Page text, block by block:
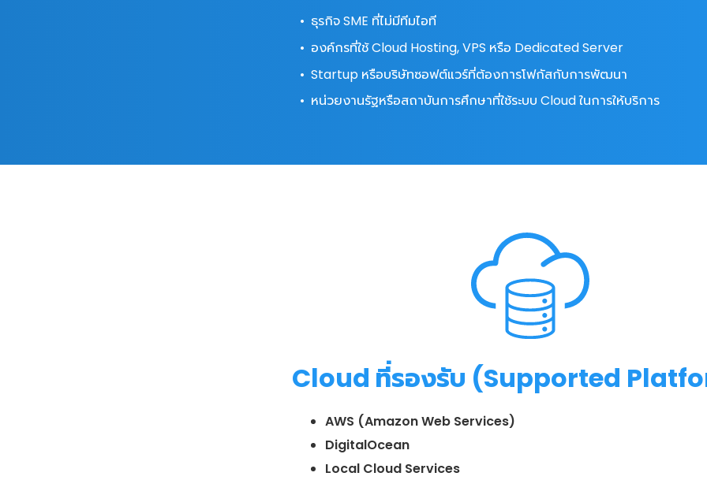
• ธุรกิจ SME ที่ไม่มีทีมไอที
• องค์กรที่ใช้ Cloud Hosting, VPS หรือ Dedicated Server
• Startup หรือบริษัทซอฟต์แวร์ที่ต้องการโฟกัสกับการพัฒนา
• หน่วยงานรัฐหรือสถาบันการศึกษาที่ใช้ระบบ Cloud ในการให้บริการ
Cloud ที่รองรับ (Supported
AWS (Amazon Web Services)
DigitalOcean
Local Cloud Services